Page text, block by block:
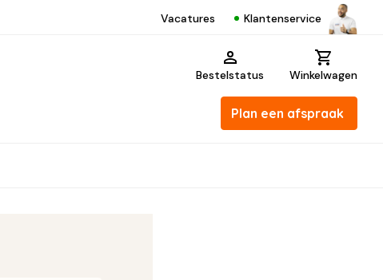
Vacatures Klantenservice
Bestelstatus Winkelwagen
Plan een afspraak